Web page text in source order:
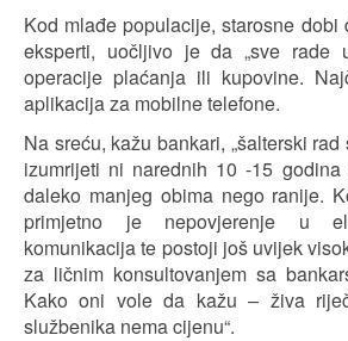
Kod mlađe populacije, starosne dobi
eksperti, uočljivo je da „sve rade
operacije plaćanja ili kupovine.
aplikacija za mobilne telefone.
Na sreću, kažu bankari, „šalterski
izumrijeti ni narednih 10 -15
daleko manjeg obima nego ranije.
primjetno je nepovjerenje u
komunikacija te postoji još uvijek
za ličnim konsultovanjem sa
Kako oni vole da kažu – živa
službenika nema cijenu“.